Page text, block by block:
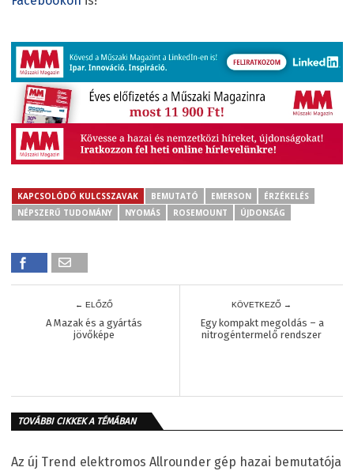
KAPCSOLÓDÓ KULCSSZAVAK BEMUTATÓ EMERSON
ÉRZÉKELÉS
NÉPSZERŰ TUDOMÁNY
NYOMÁS ROSEMOUNT ÚJDONSÁG
← ELŐZŐ
A Mazak és a gyártás
jövőképe
KÖVETKEZŐ →
Egy kompakt megoldás – a
nitrogéntermelő rendszer
TOVÁBBI CIKKEK A TÉMÁBAN
Az új Trend elektromos Allrounder gép hazai bemutatója